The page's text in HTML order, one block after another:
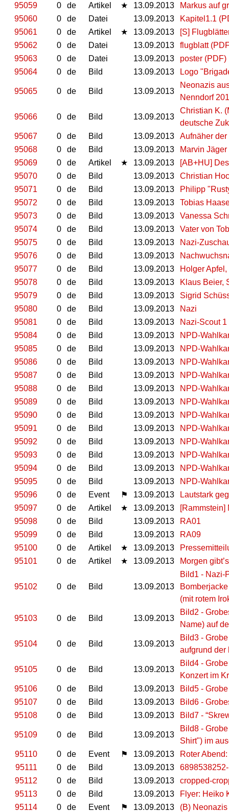
95059
0 de Artikel ★ 13.09.2013
Markus auf
95060
0 de Datei 13.09.2013
Kapitel1.1
95061
0 de Artikel ★ 13.09.2013
[S]
95062
0 de Datei 13.09.2013
flugblatt
95063
0 de Datei 13.09.2013
poster (PDF)
95064
0 de Bild 13.09.2013 Logo
95065 0 de Bild 13.09.2013
Neonazis
Nenndorf
95066 0 de Bild 13.09.2013
Christian K.
deutsche
95067
0 de Bild 13.09.2013
Aufnäher
95068
0 de Bild 13.09.2013
Marvin
95069
0 de Artikel ★ 13.09.2013
[AB+HU]
95070
0 de Bild 13.09.2013
Christian
95071
0 de Bild 13.09.2013
Philipp
95072
0 de Bild 13.09.2013
Tobias
95073
0 de Bild 13.09.2013
Vanessa
95074
0 de Bild 13.09.2013
Vater von
95075
0 de Bild 13.09.2013
Nazi-
95076
0 de Bild 13.09.2013
95077
0 de Bild 13.09.2013
Holger
95078
0 de Bild 13.09.2013
Klaus Beier,
95079
0 de Bild 13.09.2013
Sigrid
95080
0 de Bild 13.09.2013
Nazi
95081
0 de Bild 13.09.2013
Nazi-Scout 1
95084
0 de Bild 13.09.2013
NPD-
95085
0 de Bild 13.09.2013
NPD-
95086
0 de Bild 13.09.2013
NPD-
95087
0 de Bild 13.09.2013
NPD-
95088
0 de Bild 13.09.2013
NPD-
95089
0 de Bild 13.09.2013
NPD-
95090
0 de Bild 13.09.2013
NPD-
95091
0 de Bild 13.09.2013
NPD-
95092
0 de Bild 13.09.2013
NPD-
95093
0 de Bild 13.09.2013
NPD-
95094
0 de Bild 13.09.2013
NPD-
95095
0 de Bild 13.09.2013
NPD-
95096
0 de Event ⚑ 13.09.2013
Lautstark
95097
0 de Artikel ★ 13.09.2013
[Rammstein]
95098
0 de Bild 13.09.2013
RA01
95099
0 de Bild 13.09.2013
RA09
95100
0 de Artikel ★ 13.09.2013
95101
0 de Artikel ★ 13.09.2013 Morgen
95102 0 de Bild 13.09.2013
Bild1 - Nazi-
(mit rotem
95103 0 de Bild 13.09.2013
Bild2 -
Name) auf
95104 0 de Bild 13.09.2013
Bild3 -
aufgrund der
95105 0 de Bild 13.09.2013
Bild4 -
Konzert im
95106
0 de Bild 13.09.2013
Bild5 - Grobe
95107
0 de Bild 13.09.2013
Bild6 -
95108
0 de Bild 13.09.2013 Bild7 -
95109 0 de Bild 13.09.2013
Bild8 -
Shirt") im
95110
0 de Event ⚑ 13.09.2013
Roter
95111
0 de Bild 13.09.2013
95112
0 de Bild 13.09.2013
cropped-
95113
0 de Bild 13.09.2013
Flyer: Heiko
95114
0 de Event ⚑ 13.09.2013 (B)